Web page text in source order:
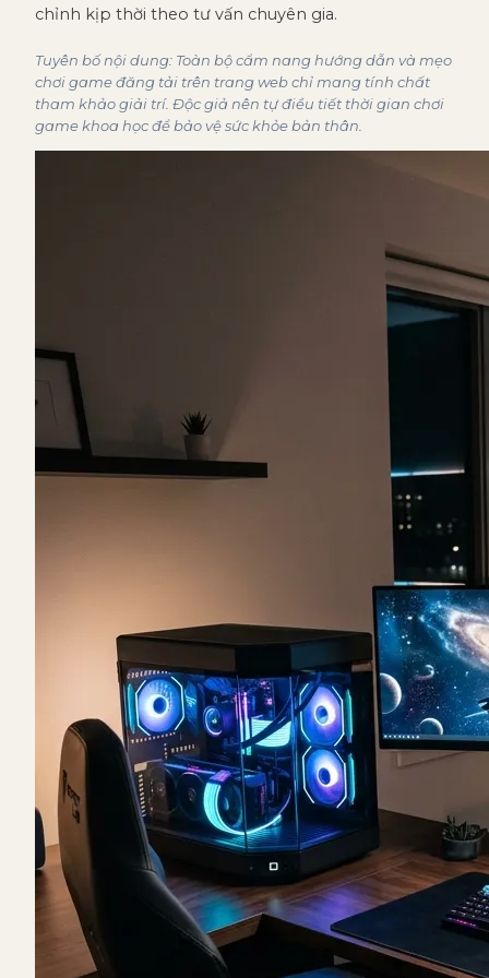
chỉnh kịp thời theo tư vấn chuyên gia.
Tuyên bố nội dung: Toàn bộ cẩm nang hướng dẫn và mẹo
chơi game đăng tải trên trang web chỉ mang tính chất
tham khảo giải trí. Độc giả nên tự điều tiết thời gian chơi
game khoa học để bảo vệ sức khỏe bản thân.